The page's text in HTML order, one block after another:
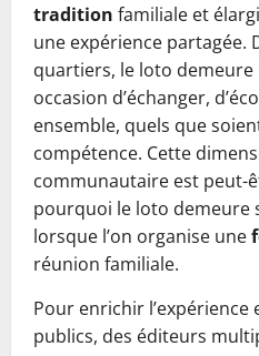
tradition familiale et
une expérience partagée.
quartiers, le loto demeure
occasion d’échanger,
ensemble, quels que
compétence. Cette
communautaire est peut-
pourquoi le loto demeure
lorsque l’on organise une
réunion familiale.
Pour enrichir l’expérience
publics, des éditeurs